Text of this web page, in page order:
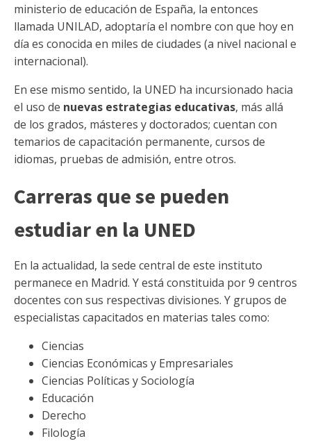
ministerio de educación de España, la entonces
llamada UNILAD, adoptaría el nombre con que hoy en
día es conocida en miles de ciudades (a nivel nacional e
internacional).
En ese mismo sentido, la UNED ha incursionado hacia
el uso de nuevas estrategias educativas, más allá
de los grados, másteres y doctorados; cuentan con
temarios de capacitación permanente, cursos de
idiomas, pruebas de admisión, entre otros.
Carreras que se pueden
estudiar en la UNED
En la actualidad, la sede central de este instituto
permanece en Madrid. Y está constituida por 9 centros
docentes con sus respectivas divisiones. Y grupos de
especialistas capacitados en materias tales como:
Ciencias
Ciencias Económicas y Empresariales
Ciencias Políticas y Sociología
Educación
Derecho
Filología